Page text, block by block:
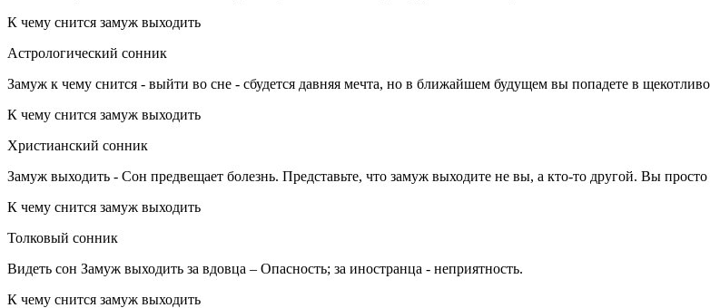
К чему снится замуж выходить
Астрологический сонник
Замуж к чему снится - выйти во сне - сбудется давняя мечта, но в ближайшем будущем вы попадете в
К чему снится замуж выходить
Христианский сонник
Замуж выходить - Сон предвещает болезнь. Представьте, что замуж выходите не вы, а кто-то другой. Вы
К чему снится замуж выходить
Толковый сонник
Видеть сон Замуж выходить за вдовца – Опасность; за иностранца - неприятность.
К чему снится замуж выходить